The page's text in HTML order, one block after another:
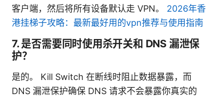
客户端，然后将所有设备默认走 VPN。 2026年香
港挂梯子攻略：最新最好用的vpn推荐与使用指南
7. 是否需要同时使用杀开关和 DNS 漏泄保
护？
是的。 Kill Switch 在断线时阻止数据暴露，而
DNS 漏泄保护确保 DNS 请求不会暴露你真实的